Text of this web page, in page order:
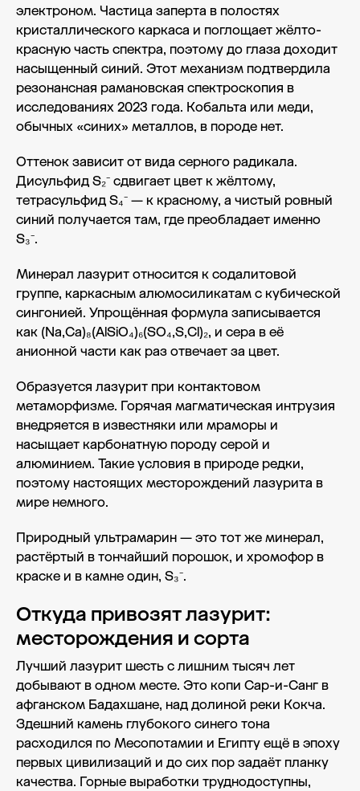
электроном. Частица заперта в полостях
кристаллического каркаса и поглощает жёлто-
красную часть спектра, поэтому до глаза доходит
насыщенный синий. Этот механизм подтвердила
резонансная рамановская спектроскопия в
исследованиях 2023 года. Кобальта или меди,
обычных «синих» металлов, в породе нет.
Оттенок зависит от вида серного радикала.
Дисульфид S₂⁻ сдвигает цвет к жёлтому,
тетрасульфид S₄⁻ — к красному, а чистый ровный
синий получается там, где преобладает именно
S₃⁻.
Минерал лазурит относится к содалитовой
группе, каркасным алюмосиликатам с кубической
сингонией. Упрощённая формула записывается
как (Na,Ca)₈(AlSiO₄)₆(SO₄,S,Cl)₂, и сера в её
анионной части как раз отвечает за цвет.
Образуется лазурит при контактовом
метаморфизме. Горячая магматическая интрузия
внедряется в известняки или мраморы и
насыщает карбонатную породу серой и
алюминием. Такие условия в природе редки,
поэтому настоящих месторождений лазурита в
мире немного.
Природный ультрамарин — это тот же минерал,
растёртый в тончайший порошок, и хромофор в
краске и в камне один, S₃⁻.
Откуда привозят лазурит:
месторождения и сорта
Лучший лазурит шесть с лишним тысяч лет
добывают в одном месте. Это копи Сар-и-Санг в
афганском Бадахшане, над долиной реки Кокча.
Здешний камень глубокого синего тона
расходился по Месопотамии и Египту ещё в эпоху
первых цивилизаций и до сих пор задаёт планку
качества. Горные выработки труднодоступны,